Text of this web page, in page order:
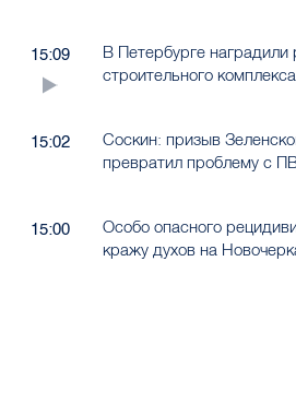
15:09
В Петербурге наградили
строительного комплекса
15:02
Соскин: призыв
превратил проблему с
15:00
Особо опасного
кражу духов на